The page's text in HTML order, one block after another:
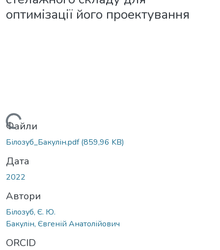
оптимізації його проектування
Вантажиться...
Файли
Білозуб_Бакулін.pdf(859,96 KB)
Дата
2022
Автори
Білозуб, Є. Ю.
Бакулін, Євгеній Анатолійович
ORCID